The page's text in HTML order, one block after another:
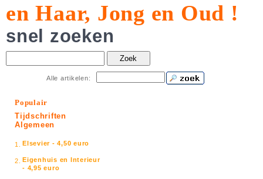
en Haar, Jong en Oud !
snel zoeken
Zoek
Alle artikelen:
Populair
Tijdschriften
Algemeen
1. Elsevier - 4,50 euro
2. Eigenhuis en Interieur
- 4,95 euro